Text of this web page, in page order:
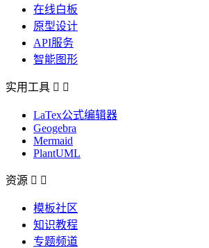
在线白板
原型设计
API服务
智能图形
实用工具  
LaTex公式编辑器
Geogebra
Mermaid
PlantUML
资源  
模板社区
知识教程
专题频道